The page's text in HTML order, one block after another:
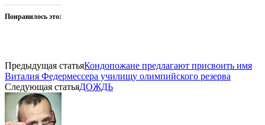
Понравилось это:
Предыдущая статьяКондопожане предлагают присвоить имя
Виталия Федермессера училищу олимпийского резерва
Следующая статьяДОЖДЬ